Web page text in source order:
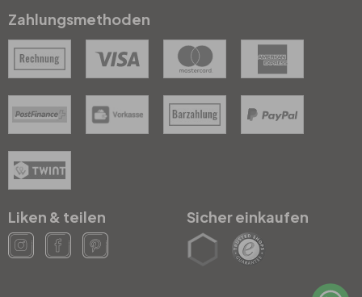
Zahlungsmethoden
Liken & teilen Sicher einkaufen